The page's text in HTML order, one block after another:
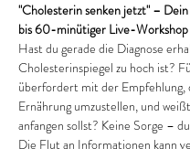
"Cholesterin senken jetzt" –
bis 60-minütiger Live-Workshop
Hast du gerade die Diagnose
Cholesterinspiegel zu hoch ist?
überfordert mit der Empfehlung,
Ernährung umzustellen, und
anfangen sollst? Keine Sorge –
Die Flut an Informationen kann